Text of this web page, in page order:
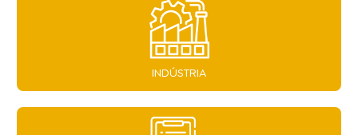
INDÚSTRIA